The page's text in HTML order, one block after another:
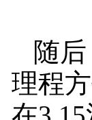
随
理程